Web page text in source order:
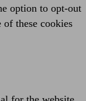
option to opt-out
these cookies